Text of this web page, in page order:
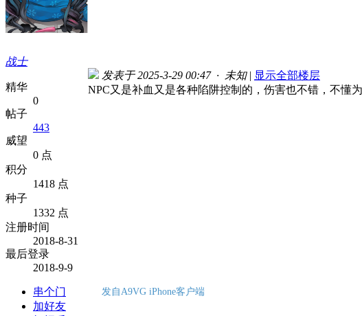
战士
精华
0
帖子
443
威望
0 点
积分
1418 点
种子
1332 点
注册时间
2018-8-31
最后登录
2018-9-9
串个门
加好友
发表于 2025-3-29 00:47 · 未知 | 显示全部楼层
NPC又是补血又是各种陷阱控制的，伤害也不错，不懂
发自A9VG iPhone客户端